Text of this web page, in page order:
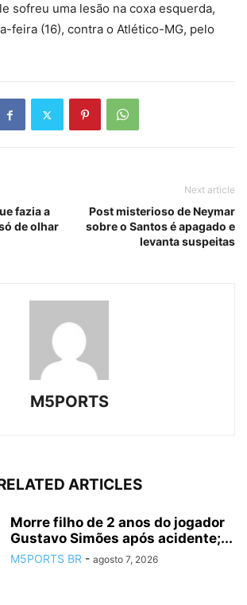
sofreu uma lesão na coxa esquerda,
feira (16), contra o Atlético-MG, pelo
fazia a
de olhar
Next article
Post misterioso de Neymar
sobre o Santos é apagado e
levanta suspeitas
M5PORTS
ARTICLES
Morre filho de 2 anos do jogador
Gustavo Simões após acidente;...
M5PORTS BR - agosto 7, 2026